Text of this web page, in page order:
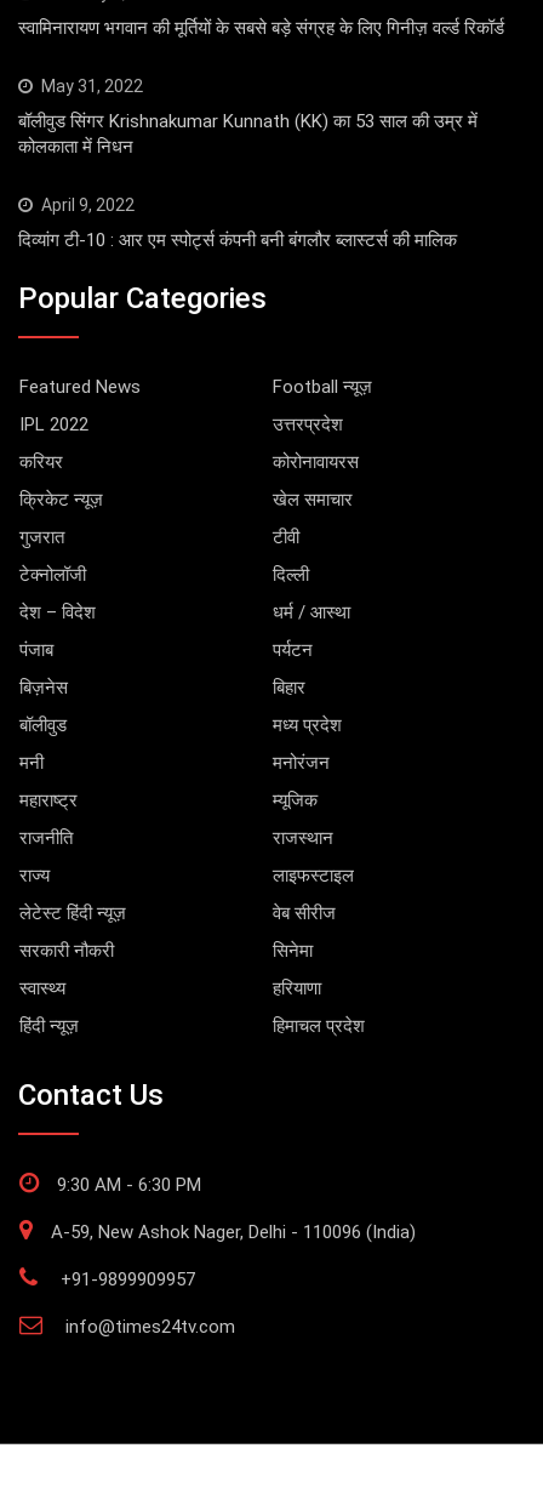
स्वामिनारायण भगवान की मूर्तियों के सबसे बड़े संग्रह के लिए गिनीज़ वर्ल्ड रिकॉर्ड
May 31, 2022
बॉलीवुड सिंगर Krishnakumar Kunnath (KK) का 53 साल की उम्र में
कोलकाता में निधन
April 9, 2022
दिव्यांग टी-10 : आर एम स्पोर्ट्स कंपनी बनी बंगलौर ब्लास्टर्स की मालिक
Popular Categories
Featured News
Football न्यूज़
IPL 2022
उत्तरप्रदेश
करियर
कोरोनावायरस
क्रिकेट न्यूज़
खेल समाचार
गुजरात
टीवी
टेक्नोलॉजी
दिल्ली
देश – विदेश
धर्म / आस्था
पंजाब
पर्यटन
बिज़नेस
बिहार
बॉलीवुड
मध्य प्रदेश
मनी
मनोरंजन
महाराष्ट्र
म्यूजिक
राजनीति
राजस्थान
राज्य
लाइफस्टाइल
लेटेस्ट हिंदी न्यूज़
वेब सीरीज
सरकारी नौकरी
सिनेमा
स्वास्थ्य
हरियाणा
हिंदी न्यूज़
हिमाचल प्रदेश
Contact Us
9:30 AM - 6:30 PM
A-59, New Ashok Nager, Delhi - 110096 (India)
+91-9899909957
info@times24tv.com